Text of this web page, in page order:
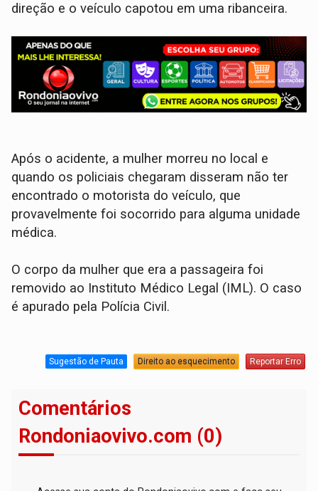
direção e o veículo capotou em uma ribanceira.
Após o acidente, a mulher morreu no local e
quando os policiais chegaram disseram não ter
encontrado o motorista do veículo, que
provavelmente foi socorrido para alguma unidade
médica.
O corpo da mulher que era a passageira foi
removido ao Instituto Médico Legal (IML). O caso
é apurado pela Polícia Civil.
Sugestão de Pauta Direito ao esquecimento Reportar Erro
Comentários
Rondoniaovivo.com (0)